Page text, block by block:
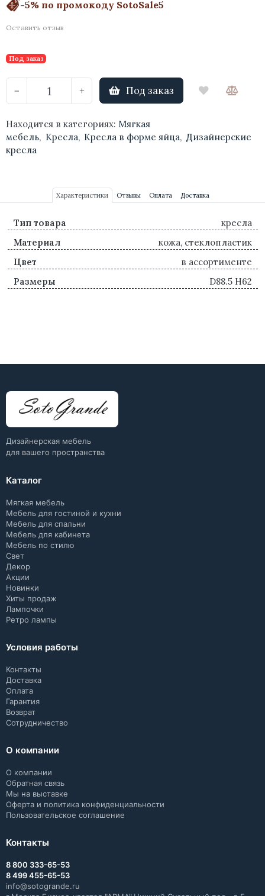
-5% по промокоду SotoSale5
Оставить отзыв
Под заказ
− + Под заказ
Находится в категориях: Мягкая
мебель, Кресла, Кресла в форме яйца, Дизайнерские
кресла
Характеристики Отзывы Оплата Доставка
Тип товара
кресла
Материал
кожа, стеклопластик
Цвет
в ассортименте
Размеры
D88.5 H62
Дизайнерская мебель
для вашего пространства
Каталог
Мягкая мебель
Мебель для гостиной и кухни
Мебель для спальни
Мебель для кабинета
Мебель по стилю
Свет
Декор
Акции
Новинки
Хиты продаж
Лампочки
Ретро лампы
Условия работы
Контакты
Доставка
Оплата
Гарантия
Возврат
Сотрудничество
О компании
О компании
Обратная связь
Мы на выставке
Оферта и политика конфиденциальности
Пользовательское соглашение
Контакты
8 800 333-65-53
8 499 455-65-53
info@sotogrande.ru